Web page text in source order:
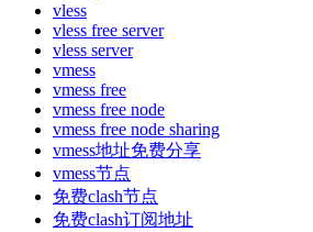
vless
vless free server
vless server
vmess
vmess free
vmess free node
vmess free node sharing
vmess地址免费分享
vmess节点
免费clash节点
免费clash订阅地址